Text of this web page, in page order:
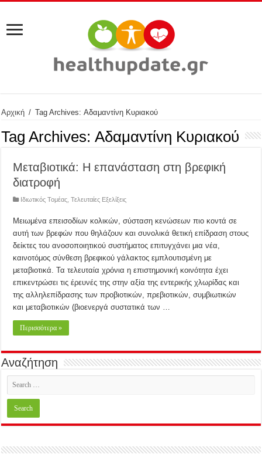
Αρχική / Tag Archives: Αδαμαντίνη Κυριακού
Tag Archives:Αδαμαντίνη Κυριακού
Μεταβιοτικά: Η επανάσταση στη βρεφική
διατροφή
Ιδιωτικός Τομέας ,Τελευταίες Εξελίξεις
Μειωμένα επεισοδίων κολικών, σύσταση κενώσεων πιο κοντά σε
αυτή των βρεφών που θηλάζουν και συνολικά θετική επίδραση στους
δείκτες του ανοσοποιητικού συστήματος επιτυγχάνει μια νέα,
καινοτόμος σύνθεση βρεφικού γάλακτος εμπλουτισμένη με
μεταβιοτικά. Τα τελευταία χρόνια η επιστημονική κοινότητα έχει
επικεντρώσει τις έρευνές της στην αξία της εντερικής χλωρίδας και
της αλληλεπίδρασης των προβιοτικών, πρεβιοτικών, συμβιωτικών
και μεταβιοτικών (βιοενεργά συστατικά των …
Περισσότερα »
Αναζήτηση